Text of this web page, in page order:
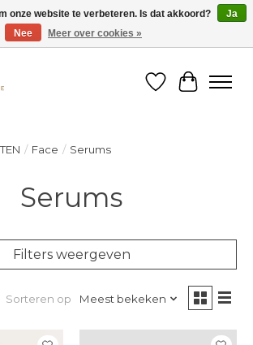
België vanaf €150
Verlanglijst
/ Face / Serums
Serums
Filters weergeven
Sorteren op Meest bekeken
onze website te verbeteren. Is dat akkoord?
Ja
Nee
Meer over cookies »